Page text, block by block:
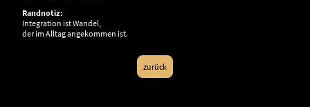
Randnotiz:
Integration ist Wandel,
der im Alltag angekommen ist.
zurück